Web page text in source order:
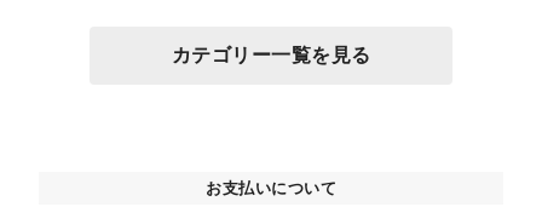
カテゴリー一覧を見る
お支払いについて